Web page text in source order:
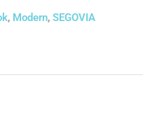
, Modern, SEGOVIA